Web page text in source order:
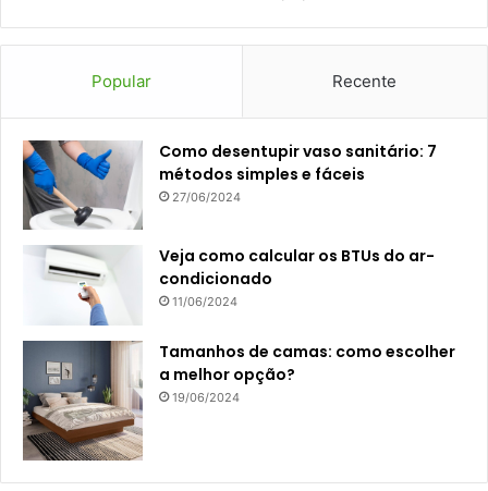
Popular Recente
Como desentupir vaso sanitário: 7
métodos simples e fáceis
27/06/2024
Veja como calcular os BTUs do ar-
condicionado
11/06/2024
Tamanhos de camas: como escolher
a melhor opção?
19/06/2024